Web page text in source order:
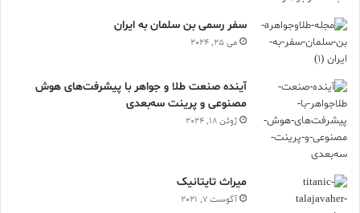
سفر رسمی بن سلمان به ایران
می 25, 2024
آینده صنعت طلا و جواهر با پیشرفت‌های هوش
مصنوعی و پرینت سه‌بعدی
ژوئن 18, 2024
ميراث تايتانيک
آگوست 7, 2021